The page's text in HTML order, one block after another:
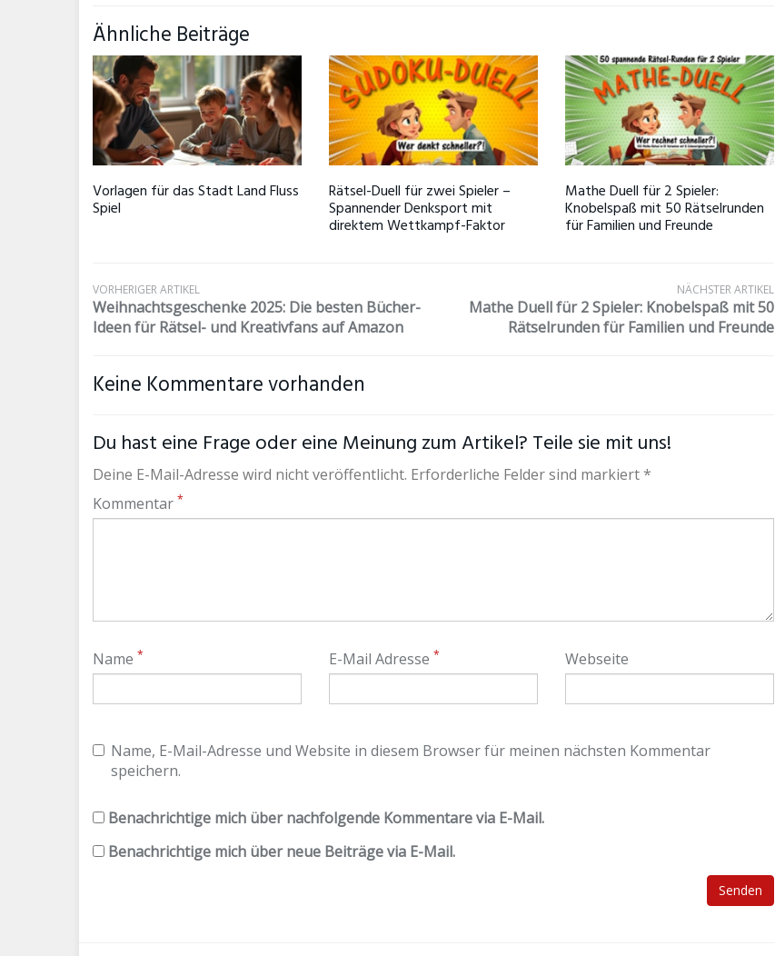
Ähnliche Beiträge
Vorlagen für das Stadt Land Fluss
Spiel
Rätsel-Duell für zwei Spieler –
Spannender Denksport mit
direktem Wettkampf-Faktor
Mathe Duell für 2 Spieler:
Knobelspaß mit 50 Rätselrunden
für Familien und Freunde
VORHERIGER ARTIKEL
Weihnachtsgeschenke 2025: Die besten Bücher-
Ideen für Rätsel- und Kreativfans auf Amazon
NÄCHSTER ARTIKEL
Mathe Duell für 2 Spieler: Knobelspaß mit 50
Rätselrunden für Familien und Freunde
Keine Kommentare vorhanden
Du hast eine Frage oder eine Meinung zum Artikel? Teile sie mit uns!
Deine E-Mail-Adresse wird nicht veröffentlicht. Erforderliche Felder sind markiert *
Kommentar *
Name * E-Mail Adresse * Webseite
Name, E-Mail-Adresse und Website in diesem Browser für meinen nächsten Kommentar
speichern.
Benachrichtige mich über nachfolgende Kommentare via E-Mail.
Benachrichtige mich über neue Beiträge via E-Mail.